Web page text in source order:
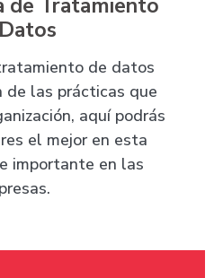
de Tratamiento
de datos
de las prácticas que
aquí podrás
el mejor en esta
importante en las